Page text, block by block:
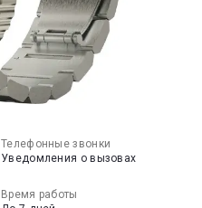
Телефонные звонки
Уведомления о вызовах
Время работы